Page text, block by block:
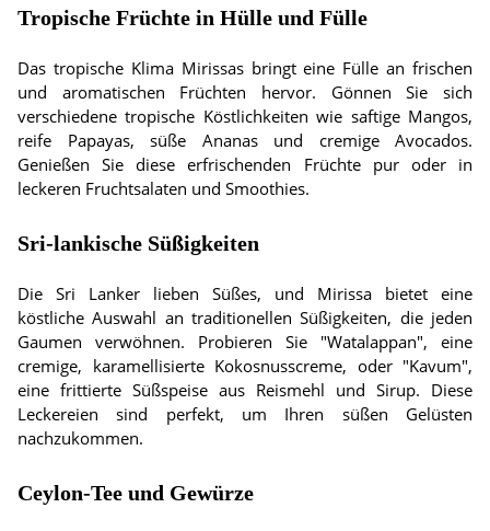
Tropische Früchte in Hülle und Fülle
Das tropische Klima Mirissas bringt eine Fülle an frischen
und aromatischen Früchten hervor. Gönnen Sie sich
verschiedene tropische Köstlichkeiten wie saftige Mangos,
reife Papayas, süße Ananas und cremige Avocados.
Genießen Sie diese erfrischenden Früchte pur oder in
leckeren Fruchtsalaten und Smoothies.
Sri-lankische Süßigkeiten
Die Sri Lanker lieben Süßes, und Mirissa bietet eine
köstliche Auswahl an traditionellen Süßigkeiten, die jeden
Gaumen verwöhnen. Probieren Sie "Watalappan", eine
cremige, karamellisierte Kokosnusscreme, oder "Kavum",
eine frittierte Süßspeise aus Reismehl und Sirup. Diese
Leckereien sind perfekt, um Ihren süßen Gelüsten
nachzukommen.
Ceylon-Tee und Gewürze